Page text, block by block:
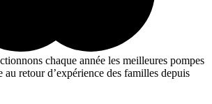
chaque année les meilleures pompes
au retour d’expérience des familles depuis